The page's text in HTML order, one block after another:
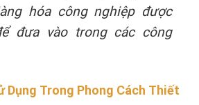
hóa công nghiệp được
đưa vào trong các công
Dụng Trong Phong Cách Thiết